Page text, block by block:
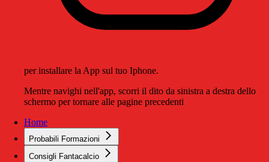
per installare la App sul tuo Iphone.
Mentre navighi nell'app, scorri il dito da sinistra a destra dello
schermo per tornare alle pagine precedenti
Home
Probabili Formazioni
Consigli Fantacalcio